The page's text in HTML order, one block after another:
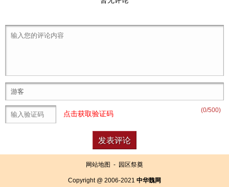
(0/500)
点击获取验证码
网站地图 - 园区祭奠
Copyright @ 2006-2021 中华魏网